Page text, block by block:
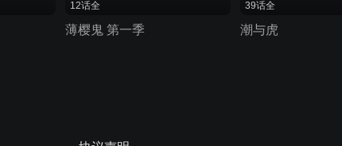
12话全
薄樱鬼 第一季
39话全
潮与虎